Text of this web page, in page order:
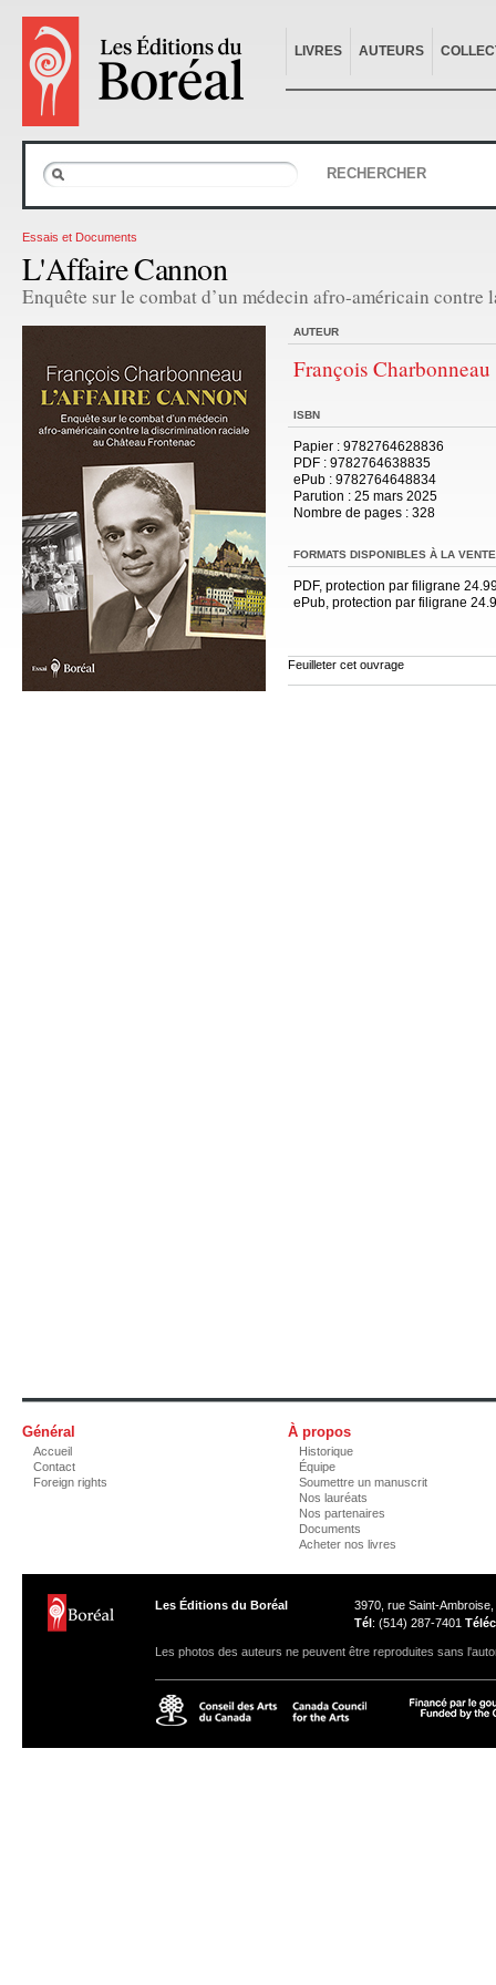
LIVRES AUTEURS
RECHERCHER
Essais et Documents
L'Affaire Cannon
Enquête sur le combat d’un médecin afro-américain
AUTEUR
François Charbonneau
ISBN
Papier: 9782764628836
PDF: 9782764638835
ePub: 9782764648834
Parution : 25 mars 2025
Nombre de pages :328
FORMATS DISPONIBLES À LA VENTE
PDF, protection par filigrane
ePub, protection par filigrane
Feuilleter cet ouvrage
Général
Accueil
Contact
Foreign rights
À propos
Historique
Équipe
Soumettre un manuscrit
Nos lauréats
Nos partenaires
Documents
Acheter nos livres
Les Éditions du Boréal
3970, rue Saint-
Tél : (514) 287-7401 Téléc
Les photos des auteurs ne peuvent être reproduites sans